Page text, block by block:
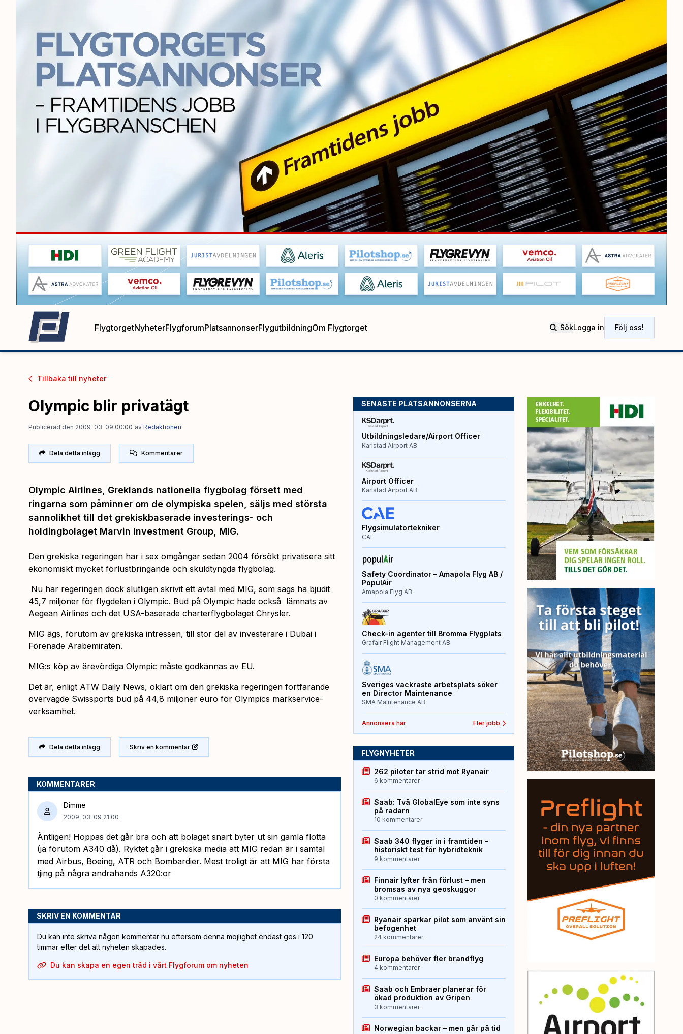
FlygtorgetNyheterFlygforumPlatsannonserFlygutbildningOm Flygtorget SökLogga in Följ oss!
Tillbaka till nyheter
Olympic blir privatägt
Publicerad den 2009-03-09 00:00 av Redaktionen
Dela detta inlägg Kommentarer
Olympic Airlines, Greklands nationella flygbolag försett med
ringarna som påminner om de olympiska spelen, säljs med största
sannolikhet till det grekiskbaserade investerings- och
holdingbolaget Marvin Investment Group, MIG.
Den grekiska regeringen har i sex omgångar sedan 2004 försökt privatisera sitt
ekonomiskt mycket förlustbringande och skuldtyngda flygbolag.
Nu har regeringen dock slutligen skrivit ett avtal med MIG, som sägs ha bjudit
45,7 miljoner för flygdelen i Olympic. Bud på Olympic hade också lämnats av
Aegean Airlines och det USA-baserade charterflygbolaget Chrysler.
MIG ägs, förutom av grekiska intressen, till stor del av investerare i Dubai i
Förenade Arabemiraten.
MIG:s köp av ärevördiga Olympic måste godkännas av EU.
Det är, enligt ATW Daily News, oklart om den grekiska regeringen fortfarande
övervägde Swissports bud på 44,8 miljoner euro för Olympics markservice-
verksamhet.
Dela detta inlägg Skriv en kommentar
KOMMENTARER
Dimme
2009-03-09 21:00
Äntligen! Hoppas det går bra och att bolaget snart byter ut sin gamla flotta
(ja förutom A340 då). Ryktet går i grekiska media att MIG redan är i samtal
med Airbus, Boeing, ATR och Bombardier. Mest troligt är att MIG har första
tjing på några andrahands A320:or
SKRIV EN KOMMENTAR
Du kan inte skriva någon kommentar nu eftersom denna möjlighet endast ges i 120
timmar efter det att nyheten skapades.
Du kan skapa en egen tråd i vårt Flygforum om nyheten
SENASTE PLATSANNONSERNA
Utbildningsledare/Airport Officer
Karlstad Airport AB
Airport Officer
Karlstad Airport AB
Flygsimulatortekniker
CAE
Safety Coordinator – Amapola Flyg AB /
PopulAir
Amapola Flyg AB
Check-in agenter till Bromma Flygplats
Grafair Flight Management AB
Sveriges vackraste arbetsplats söker
en Director Maintenance
SMA Maintenance AB
Annonsera här Fler jobb
FLYGNYHETER
262 piloter tar strid mot Ryanair
6 kommentarer
Saab: Två GlobalEye som inte syns
på radarn
10 kommentarer
Saab 340 flyger in i framtiden –
historiskt test för hybridteknik
9 kommentarer
Finnair lyfter från förlust – men
bromsas av nya geoskuggor
0 kommentarer
Ryanair sparkar pilot som använt sin
befogenhet
24 kommentarer
Europa behöver fler brandflyg
4 kommentarer
Saab och Embraer planerar för
ökad produktion av Gripen
3 kommentarer
Norwegian backar – men går på tid